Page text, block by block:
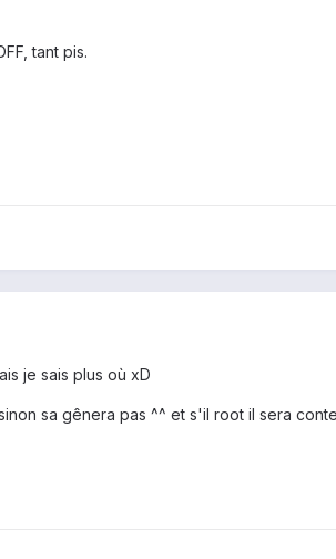
tant pis.
je sais plus où xD
sa gênera pas ^^ et s'il root il sera